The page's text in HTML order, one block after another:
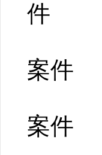
件
第
案件
第
案件